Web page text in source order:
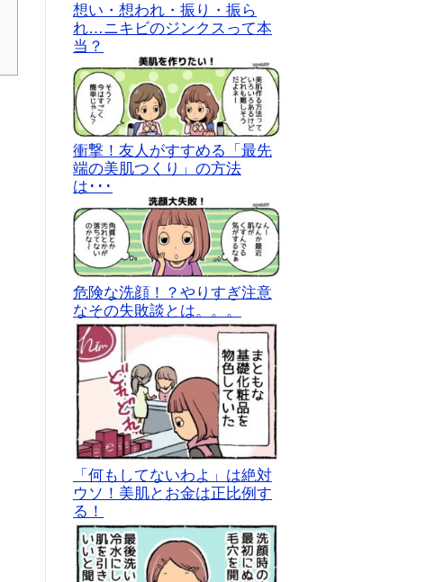
想い・想われ・振り・振ら
れ…ニキビのジンクスって本
当？
衝撃！友人がすすめる「最先
端の美肌つくり」の方法
は･･･
危険な洗顔！？やりすぎ注意
なその失敗談とは。。。
「何もしてないわよ」は絶対
ウソ！美肌とお金は正比例す
る！